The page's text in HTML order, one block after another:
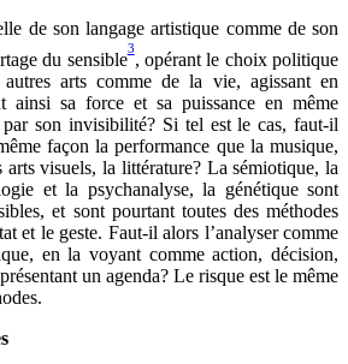
de son langage artistique comme de son
du sensible
3
, opérant le choix politique
autres arts comme de la vie, agissant en
ainsi sa force et sa puissance en même
par son invisibilité? Si tel est le cas, faut-il
façon la performance que la musique,
arts visuels, la littérature? La sémiotique, la
et la psychanalyse, la génétique sont
et sont pourtant toutes des méthodes
et le geste. Faut-il alors l’analyser comme
en la voyant comme action, décision,
un agenda? Le risque est le même